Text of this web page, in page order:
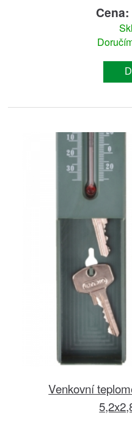
Venkovní